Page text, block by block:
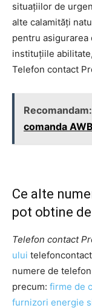
situațiilor de
alte calamități
pentru
instituțiile
Telefon contact
Recomandam:
comanda AWB
Ce alte
pot obtine
Telefon contact
ului
numere de
precum: firme de
furnizori energie